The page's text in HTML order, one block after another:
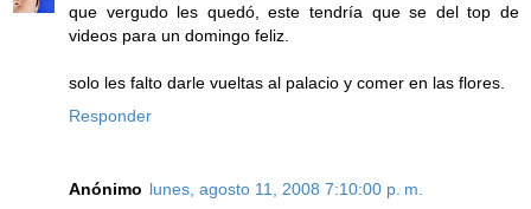
que vergudo les quedó, este tendría que se del top de
videos para un domingo feliz.
solo les falto darle vueltas al palacio y comer en las flores.
Responder
Anónimo lunes, agosto 11, 2008 7:10:00 p. m.